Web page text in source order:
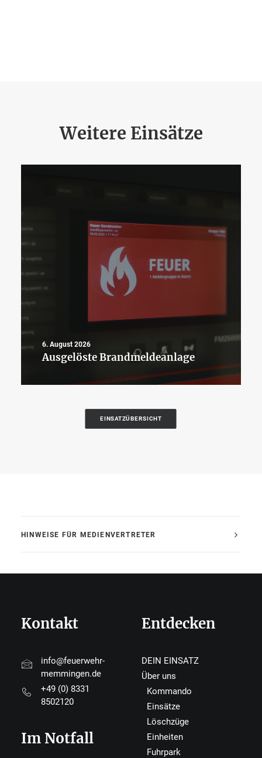
Weitere Einsätze
6. August 2026
Ausgelöste Brandmeldeanlage
EINSATZÜBERSICHT
HINWEISE FÜR MEDIENVERTRETER
Kontakt
info@feuerwehr-
memmingen.de
+49 (0) 8331
8502120
Im Notfall
Entdecken
DEIN EINSATZ
Über uns
Kommando
Einsätze
Löschzüge
Einheiten
Fuhrpark